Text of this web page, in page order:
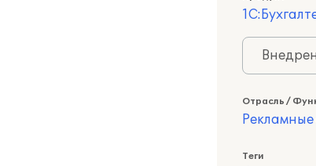
Отрасль /
Рекламные
Теги